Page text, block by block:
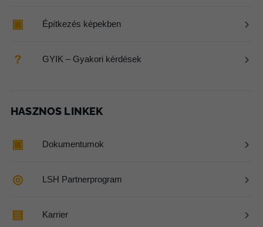
▣ Építkezés képekben ›
? GYIK – Gyakori kérdések ›
HASZNOS LINKEK
▣ Dokumentumok ›
◎ LSH Partnerprogram ›
▤ Karrier ›